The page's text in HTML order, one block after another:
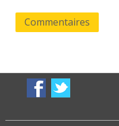
Commentaires